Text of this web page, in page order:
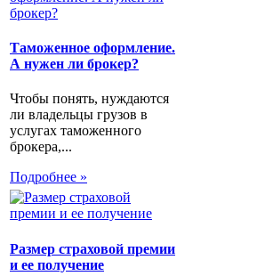
Таможенное оформление.
А нужен ли брокер?
Чтобы понять, нуждаются
ли владельцы грузов в
услугах таможенного
брокера,...
Подробнее »
Размер страховой премии
и ее получение